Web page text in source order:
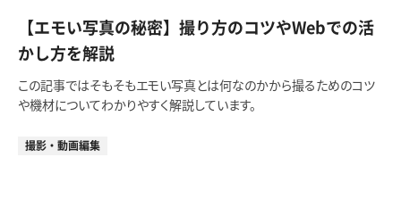
【エモい写真の秘密】撮り方のコツやWebでの活
かし方を解説
この記事ではそもそもエモい写真とは何なのかから撮るためのコツ
や機材についてわかりやすく解説しています。
撮影・動画編集